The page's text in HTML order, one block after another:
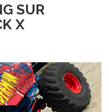
SUR
X